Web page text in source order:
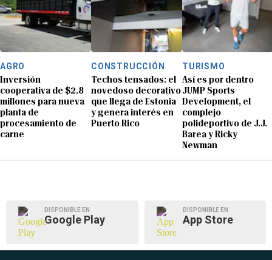
AGRO
Inversión
cooperativa de $2.8
millones para nueva
planta de
procesamiento de
carne
CONSTRUCCIÓN
Techos tensados: el
novedoso decorativo
que llega de Estonia
y genera interés en
Puerto Rico
TURISMO
Así es por dentro
JUMP Sports
Development, el
complejo
polideportivo de J.J.
Barea y Ricky
Newman
DISPONIBLE EN
Google Play
DISPONIBLE EN
App Store